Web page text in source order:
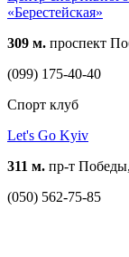
«Берестейская»
309 м. проспект
(099) 175-40-40
Спорт клуб
Let's Go Kyiv
311 м. пр-т
(050) 562-75-85